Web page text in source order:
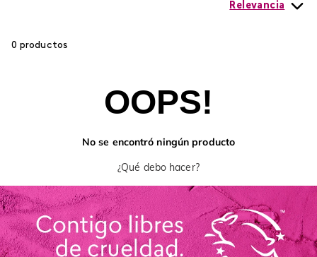
Relevancia
0 productos
OOPS!
No se encontró ningún producto
¿Qué debo hacer?